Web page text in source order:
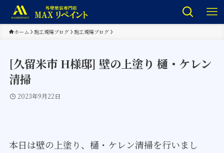
ホーム 施工現場ブログ 施工現場ブログ
[久留米市 H様邸] 壁の上塗り 樋・ケレン
清掃
2023年9月22日
本日は壁の上塗り、樋・ケレン清掃を行いまし